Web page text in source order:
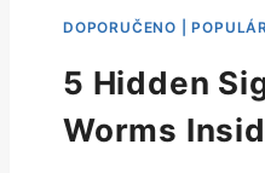
5 Hidden
Worms